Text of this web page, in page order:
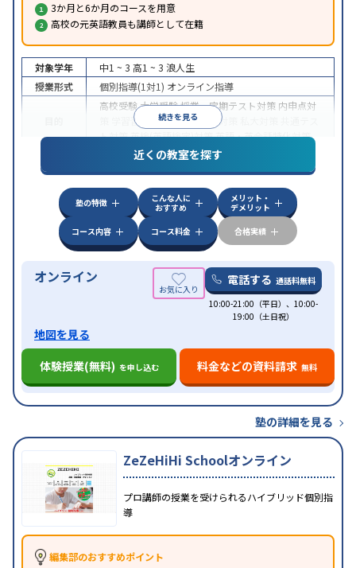
3か月と6か月のコースを用意
高校の元英語教員も講師として在籍
続きを見る
対象学年 中1 ~ 3 高1 ~ 3 浪人生
授業形式
個別指導(1対1) オンライン指導
高校受験大学受験授業・定期テスト対策 内申点対
学習習慣の定着国公立大対策
ト対策英検(英語検定)対策英語・英会話特化対策
特徴
中高一貫校生に対応授業の振替可能
学習にPC・タブレットを利用オンライン対応1
科目から受講可能
近くの教室を探す
塾の特徴
こんな人に
おすすめ
メリット・
デメリット
コース内容
コース料金 合格実績
オンライン 電話する 通話料無料
10:00-21:00（平日）、10:00-
19:00（土日祝）
地図を見る
体験授業(無料) を申し込む 料金などの資料請求 無料
塾の詳細を見る
ZeZeHiHi Schoolオンライン
プロ講師の授業を受けられるハイブリッド個別指
導
編集部のおすすめポイント